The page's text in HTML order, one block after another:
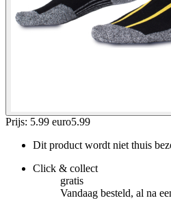
Prijs: 5.99 euro5.99
Dit product wordt niet thuis
Click & collect
gratis
Vandaag besteld, al na